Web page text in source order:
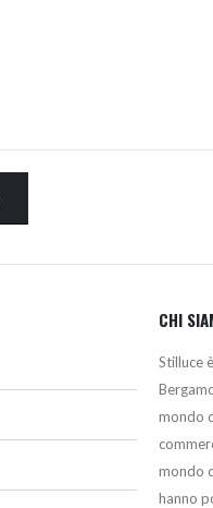
CHI
Stilluce
mondo
mondo
hanno